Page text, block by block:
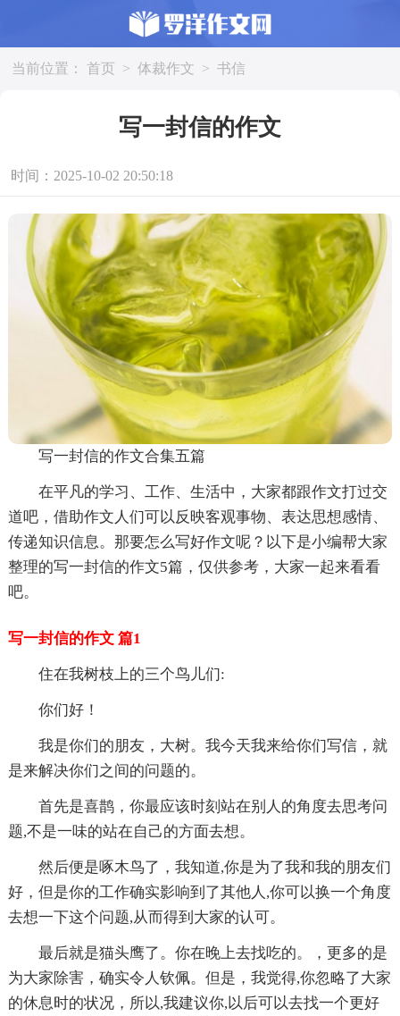
当前位置： 首页 > 体裁作文 > 书信
写一封信的作文
时间：2025-10-02 20:50:18
写一封信的作文合集五篇
在平凡的学习、工作、生活中，大家都跟作文打过交
道吧，借助作文人们可以反映客观事物、表达思想感情、
传递知识信息。那要怎么写好作文呢？以下是小编帮大家
整理的写一封信的作文5篇，仅供参考，大家一起来看看
吧。
写一封信的作文 篇1
住在我树枝上的三个鸟儿们:
你们好！
我是你们的朋友，大树。我今天我来给你们写信，就
是来解决你们之间的问题的。
首先是喜鹊，你最应该时刻站在别人的角度去思考问
题,不是一味的站在自己的方面去想。
然后便是啄木鸟了，我知道,你是为了我和我的朋友们
好，但是你的工作确实影响到了其他人,你可以换一个角度
去想一下这个问题,从而得到大家的认可。
最后就是猫头鹰了。你在晚上去找吃的。，更多的是
为大家除害，确实令人钦佩。但是，我觉得,你忽略了大家
的休息时的状况，所以,我建议你,以后可以去找一个更好